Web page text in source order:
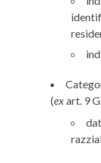
(exart. 9